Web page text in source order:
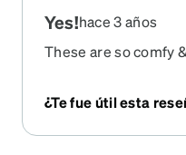
Yes!hace 3 años
These are so comfy
¿Te fue útil esta